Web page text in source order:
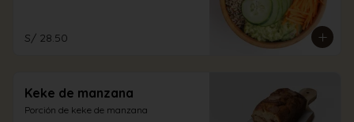
S/ 28.50
Keke de manzana
Porción de keke de manzana